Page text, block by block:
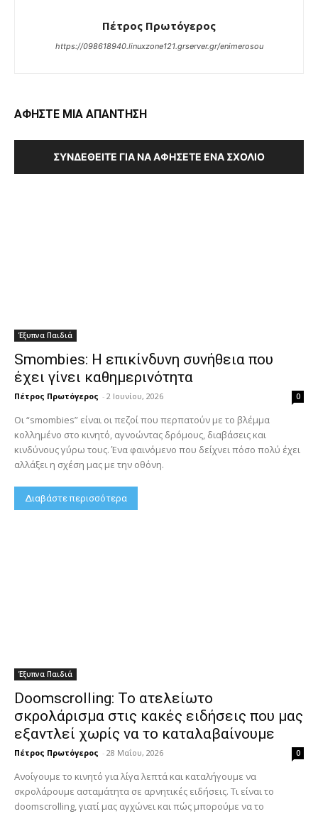
Πέτρος Πρωτόγερος
https://098618940.linuxzone121.grserver.gr/enimerosou
ΑΦΗΣΤΕ ΜΙΑ ΑΠΑΝΤΗΣΗ
ΣΥΝΔΕΘΕΊΤΕ ΓΙΑ ΝΑ ΑΦΉΣΕΤΕ ΈΝΑ ΣΧΌΛΙΟ
Έξυπνα Παιδιά
Smombies: Η επικίνδυνη συνήθεια που
έχει γίνει καθημερινότητα
Πέτρος Πρωτόγερος - 2 Ιουνίου, 2026 0
Οι “smombies” είναι οι πεζοί που περπατούν με το βλέμμα
κολλημένο στο κινητό, αγνοώντας δρόμους, διαβάσεις και
κινδύνους γύρω τους. Ένα φαινόμενο που δείχνει πόσο πολύ έχει
αλλάξει η σχέση μας με την οθόνη.
Διαβάστε περισσότερα
Έξυπνα Παιδιά
Doomscrolling: Το ατελείωτο
σκρολάρισμα στις κακές ειδήσεις που μας
εξαντλεί χωρίς να το καταλαβαίνουμε
Πέτρος Πρωτόγερος - 28 Μαΐου, 2026 0
Ανοίγουμε το κινητό για λίγα λεπτά και καταλήγουμε να
σκρολάρουμε ασταμάτητα σε αρνητικές ειδήσεις. Τι είναι το
doomscrolling, γιατί μας αγχώνει και πώς μπορούμε να το